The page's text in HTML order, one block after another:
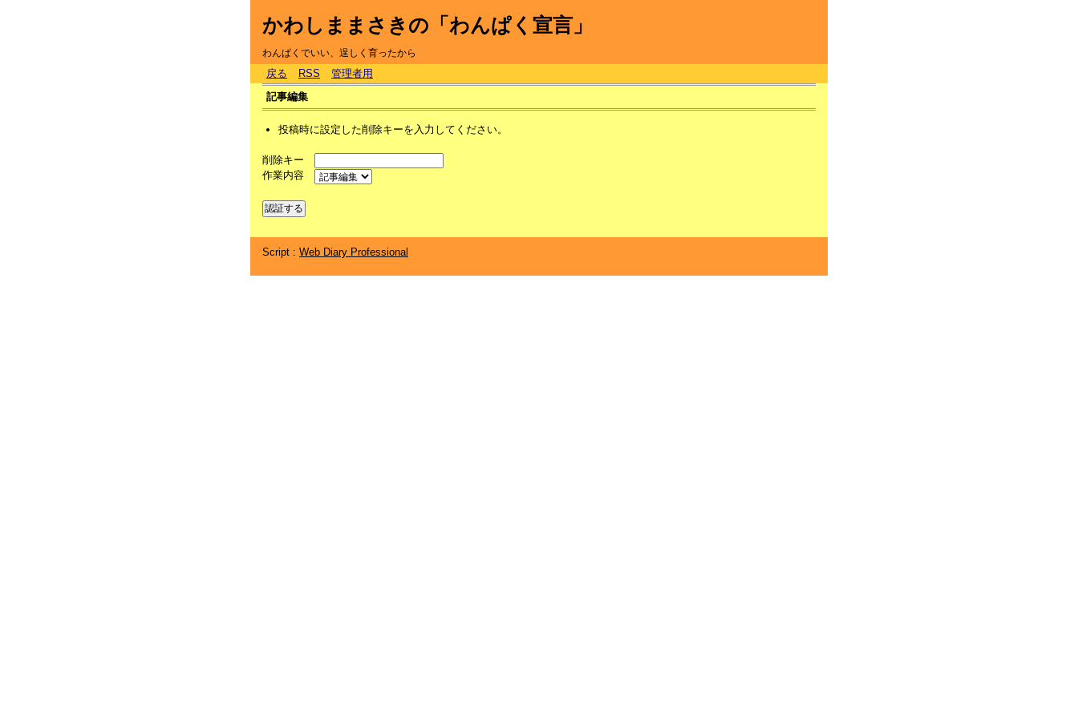
かわしままさきの「わんぱく宣言」
わんぱくでいい、逞しく育ったから
戻る RSS
管理者用
記事編集
投稿時に設定した削除キーを入力してください。
削除キー
作業内容
Script : Web Diary Professional